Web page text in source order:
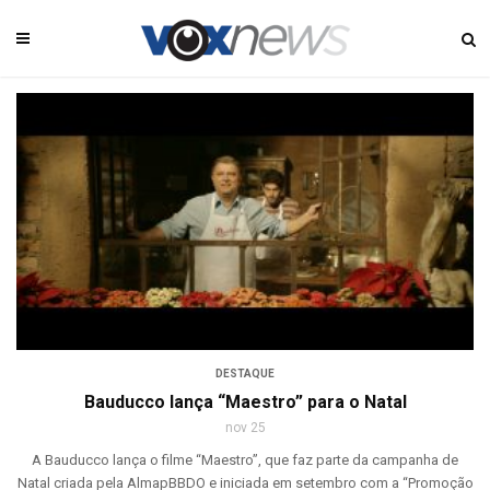
DESTAQUE
Bauducco lança “Maestro” para o Natal
nov 25
A Bauducco lança o filme “Maestro”, que faz parte da campanha de
Natal criada pela AlmapBBDO e iniciada em setembro com a “Promoção